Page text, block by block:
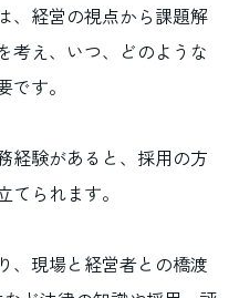
、経営の視点から課題解
考え、いつ、どのような
す。
経験があると、採用の方
られます。
、現場と経営者との橋渡